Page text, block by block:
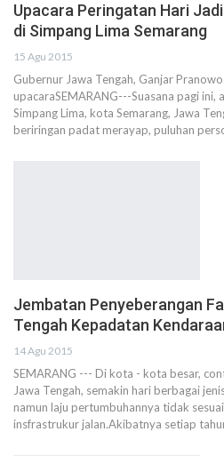
Upacara Peringatan Hari
di Simpang Lima Semarang
15 Agu 2015
Gubernur Jawa Tengah, Ganjar
upacaraSEMARANG---Suasana pagi ini,
Simpang Lima, kota Semarang, Jawa
beriringan padat merayap, puluhan
Jembatan Penyeberangan
Tengah Kepadatan
14 Agu 2015
SEMARANG --- Di kota - kota besar,
Jawa Tengah, semakin hari berbagai
namun laju pertumbuhannya tidak
insfrastrukur jalan.Akibatnya setiap